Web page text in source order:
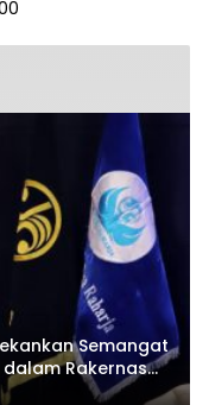
Semangat
Rakernas